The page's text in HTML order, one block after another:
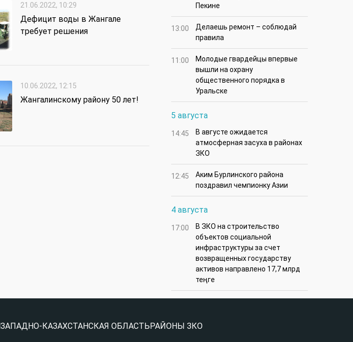
21.06.2022, 10:29
Дефицит воды в Жангале
требует решения
10.06.2022, 12:15
Жангалинскому району 50 лет!
Пекине
13:00
Делаешь ремонт – соблюдай
правила
11:00
Молодые гвардейцы впервые
вышли на охрану
общественного порядка в
Уральске
5 августа
14:45
В августе ожидается
атмосферная засуха в районах
ЗКО
12:45
Аким Бурлинского района
поздравил чемпионку Азии
4 августа
17:00
В ЗКО на строительство
объектов социальной
инфраструктуры за счет
возвращенных государству
активов направлено 17,7 млрд
теңге
ЗАПАДНО-КАЗАХСТАНСКАЯ ОБЛАСТЬ РАЙОНЫ ЗКО